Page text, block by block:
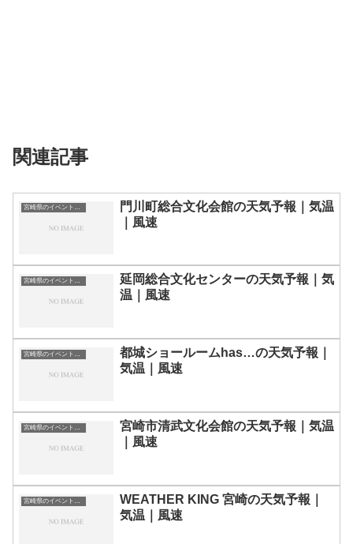
関連記事
宮崎県のイベント会場一覧
門川町総合文化会館の天気予報｜気温
｜風速
宮崎県のイベント会場一覧
延岡総合文化センターの天気予報｜気
温｜風速
宮崎県のイベント会場一覧
都城ショールームhas…の天気予報｜
気温｜風速
宮崎県のイベント会場一覧
宮崎市清武文化会館の天気予報｜気温
｜風速
宮崎県のイベント会場一覧
WEATHER KING 宮崎の天気予報｜
気温｜風速